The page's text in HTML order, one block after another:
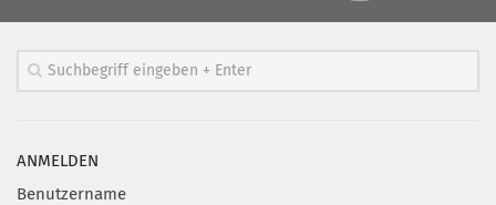
Clubführung
Marketing Pioniere
Arbeitsgruppen
ANMELDEN
Benutzername